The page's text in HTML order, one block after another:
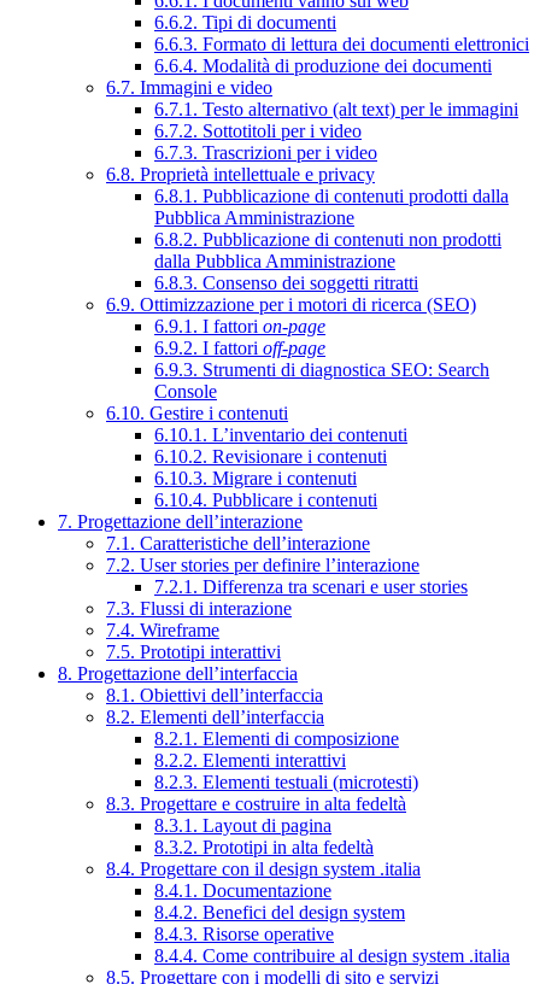
6.6.2. Tipi di documenti
6.6.3. Formato di lettura dei documenti elettronici
6.6.4. Modalità di produzione dei documenti
6.7. Immagini e video
6.7.1. Testo alternativo (alt text) per le immagini
6.7.2. Sottotitoli per i video
6.7.3. Trascrizioni per i video
6.8. Proprietà intellettuale e privacy
6.8.1. Pubblicazione di contenuti prodotti dalla
Pubblica Amministrazione
6.8.2. Pubblicazione di contenuti non prodotti
dalla Pubblica Amministrazione
6.8.3. Consenso dei soggetti ritratti
6.9. Ottimizzazione per i motori di ricerca (SEO)
6.9.1. I fattori on-page
6.9.2. I fattori off-page
6.9.3. Strumenti di diagnostica SEO: Search
Console
6.10. Gestire i contenuti
6.10.1. L’inventario dei contenuti
6.10.2. Revisionare i contenuti
6.10.3. Migrare i contenuti
6.10.4. Pubblicare i contenuti
7. Progettazione dell’interazione
7.1. Caratteristiche dell’interazione
7.2. User stories per definire l’interazione
7.2.1. Differenza tra scenari e user stories
7.3. Flussi di interazione
7.4. Wireframe
7.5. Prototipi interattivi
8. Progettazione dell’interfaccia
8.1. Obiettivi dell’interfaccia
8.2. Elementi dell’interfaccia
8.2.1. Elementi di composizione
8.2.2. Elementi interattivi
8.2.3. Elementi testuali (microtesti)
8.3. Progettare e costruire in alta fedeltà
8.3.1. Layout di pagina
8.3.2. Prototipi in alta fedeltà
8.4. Progettare con il design system .italia
8.4.1. Documentazione
8.4.2. Benefici del design system
8.4.3. Risorse operative
8.4.4. Come contribuire al design system .italia
8.5. Progettare con i modelli di sito e servizi